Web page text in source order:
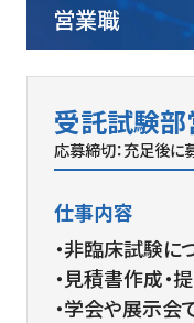
営業職
受託試験
応募締切：充足後に
仕事内容
・非臨床試験
・見積書作成・
・学会や展示